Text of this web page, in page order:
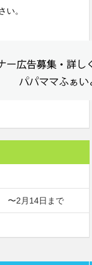
い。
〜2月14日まで